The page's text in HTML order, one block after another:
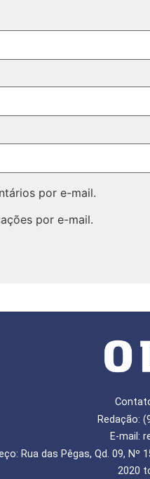
por e-mail.
por e-mail.
Redação:
E-mail:
Rua das Pêgas, Qd. 09, Nº
2020